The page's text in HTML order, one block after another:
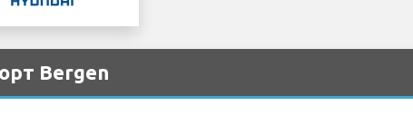
Bergen